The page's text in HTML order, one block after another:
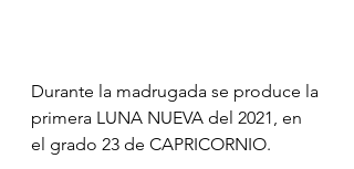
Durante la madrugada se produce la
primera LUNA NUEVA del 2021, en
el grado 23 de CAPRICORNIO.